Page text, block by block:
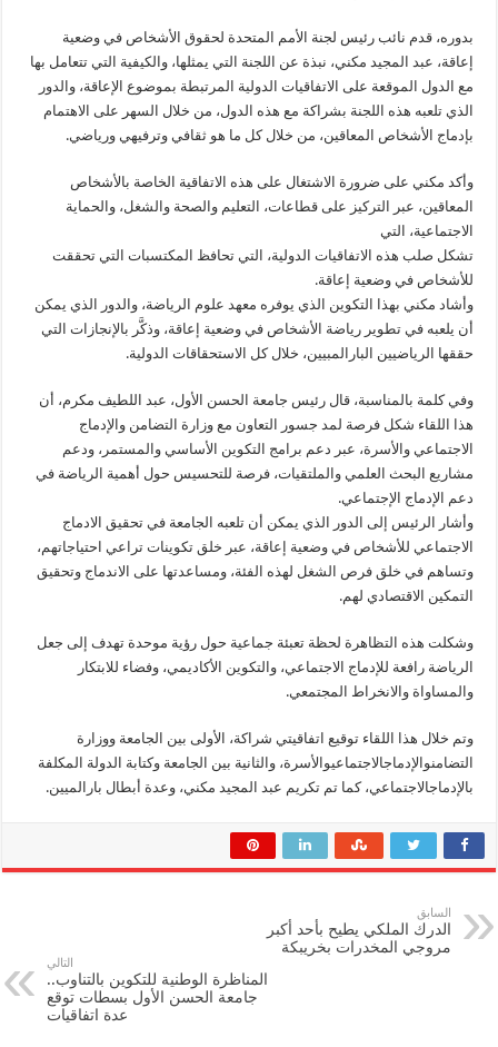
بدوره، قدم نائب رئيس لجنة الأمم المتحدة لحقوق الأشخاص في وضعية
إعاقة، عبد المجيد مكني، نبذة عن اللجنة التي يمثلها، والكيفية التي تتعامل بها
مع الدول الموقعة على الاتفاقيات الدولية المرتبطة بموضوع الإعاقة، والدور
الذي تلعبه هذه اللجنة بشراكة مع هذه الدول، من خلال السهر على الاهتمام
بإدماج الأشخاص المعاقين، من خلال كل ما هو ثقافي وترفيهي ورياضي.
وأكد مكني على ضرورة الاشتغال على هذه الاتفاقية الخاصة بالأشخاص
المعاقين، عبر التركيز على قطاعات، التعليم والصحة والشغل، والحماية
الاجتماعية، التي
تشكل صلب هذه الاتفاقيات الدولية، التي تحافظ المكتسبات التي تحققت
للأشخاص في وضعية إعاقة.
وأشاد مكني بهذا التكوين الذي يوفره معهد علوم الرياضة، والدور الذي يمكن
أن يلعبه في تطوير رياضة الأشخاص في وضعية إعاقة، وذكَّر بالإنجازات التي
حققها الرياضيين البارالمبيين، خلال كل الاستحقاقات الدولية.
وفي كلمة بالمناسبة، قال رئيس جامعة الحسن الأول، عبد اللطيف مكرم، أن
هذا اللقاء شكل فرصة لمد جسور التعاون مع وزارة التضامن والإدماج
الاجتماعي والأسرة، عبر دعم برامج التكوين الأساسي والمستمر، ودعم
مشاريع البحث العلمي والملتقيات، فرصة للتحسيس حول أهمية الرياضة في
دعم الإدماج الإجتماعي.
وأشار الرئيس إلى الدور الذي يمكن أن تلعبه الجامعة في تحقيق الادماج
الاجتماعي للأشخاص في وضعية إعاقة، عبر خلق تكوينات تراعي احتياجاتهم،
وتساهم في خلق فرص الشغل لهذه الفئة، ومساعدتها على الاندماج وتحقيق
التمكين الاقتصادي لهم.
وشكلت هذه التظاهرة لحظة تعبئة جماعية حول رؤية موحدة تهدف إلى جعل
الرياضة رافعة للإدماج الاجتماعي، والتكوين الأكاديمي، وفضاء للابتكار
والمساواة والانخراط المجتمعي.
وتم خلال هذا اللقاء توقيع اتفاقيتي شراكة، الأولى بين الجامعة ووزارة
التضامنوالإدماجالاجتماعيوالأسرة، والثانية بين الجامعة وكتابة الدولة المكلفة
بالإدماجالاجتماعي، كما تم تكريم عبد المجيد مكني، وعدة أبطال بارالميين.
السابق
الدرك الملكي يطيح بأحد أكبر
مروجي المخدرات بخريبكة
التالي
المناظرة الوطنية للتكوين بالتناوب..
جامعة الحسن الأول بسطات توقع
عدة اتفاقيات